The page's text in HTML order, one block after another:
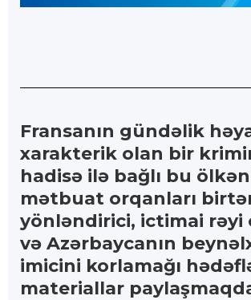
Fransanın gündəlik
xarakterik olan bir
hadisə ilə bağlı bu
mətbuat orqanları
yönləndirici, ictimai rəyi
və Azərbaycanın
imicini korlamağı
materiallar